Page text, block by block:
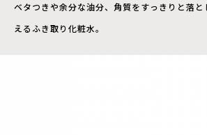
ベタつきや余分な油分、角質をすっきりと落
えるふき取り化粧水。